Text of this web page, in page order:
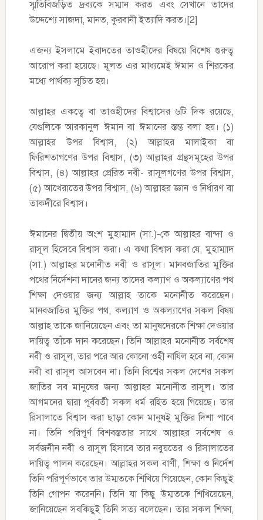
স্মৃতিবিজড়িত দ্রব্যকে সম্মান করত এবং সেখানে তাদের
উদ্দেশ্যে সাজদা, মানত, কুরবানী ইত্যাদি করত।[2]
এজন্য ইসলামে ইবাদতের তাওহীদের বিষয়ে বিশেষ গুরুত্ব
আরোপ করা হয়েছে। মূলত এর মাধ্যমেই ঈমান ও শিরকের
মধ্যে পার্থক্য সূচিত হয়।
আল্লাহর একত্বে বা তাওহীদের বিশ্বাসের ৬টি দিক রয়েছে,
যেগুলিকে আরকানুল ঈমান বা ঈমানের স্তম্ভ বলা হয়। (১)
আল্লাহর উপর বিশ্বাস, (২) আল্লাহর মালাইকা বা
ফিরিশতাগণের উপর বিশ্বাস, (৩) আল্লাহর গ্রন্থসমূহের উপর
বিশ্বাস, (৪) আল্লাহর প্রেরিত নবী- রাসূলগণের উপর বিশ্বাস,
(৫) আখেরাতের উপর বিশ্বাস, (৬) আল্লাহর জ্ঞান ও নির্ধারণ বা
তাকদীরে বিশ্বাস।
ঈমানের দ্বিতীয় অংশ মুহাম্মাদ (সা.)-কে আল্লাহর বান্দা ও
রাসূল হিসেবে বিশ্বাস করা। এ কথা বিশ্বাস করা যে, মুহাম্মাদ
(সা.) আল্লাহর মনোনীত নবী ও রাসূল। মানবজাতির মুক্তির
পথের নির্দেশনা দানের জন্য তাদের কল্যাণ ও অকল্যাণের পথ
শিক্ষা দেওয়ার জন্য আল্লাহ তাকে মনোনীত করেছেন।
মানবজাতির মুক্তির পথ, কল্যাণ ও অকল্যাণের সকল বিষয়
আল্লাহ তাকে জানিয়েছেন এবং তা মানুষদেরকে শিক্ষা দেওয়ার
দায়িত্ব তাঁকে দান করেছেন। তিনি আল্লাহর মনোনীত সর্বশেষ
নবী ও রাসূল, তার পরে আর কোনো ওহী নাযিল হবে না, কোন
নবী বা রাসূল আসবেন না। তিনি বিশ্বের সকল দেশের সকল
জাতির সব মানুষের জন্য আল্লাহর মনোনীত রাসূল। তার
আগমনের দ্বারা পূর্ববর্তী সকল ধর্ম রহিত হয়ে গিয়েছে। তার
রিসালাতে বিশ্বাস করা ছাড়া কোন মানুষই মুক্তির দিশা পাবে
না। তিনি পরিপূর্ণ বিশবস্ততার সাথে আল্লাহর সর্বশেষ ও
সর্বজনীন নবী ও রাসূল হিসাবে তার নবুয়তের ও রিসালাতের
দায়িত্ব পালন করেছেন। আল্লাহর সকল বাণী, শিক্ষা ও নির্দেশ
তিনি পরিপূর্ণভাবে তার উম্মতকে শিখিয়ে গিয়েছেন, কোন কিছুই
তিনি গোপন করেননি। তিনি যা কিছু উম্মতকে শিখিয়েছেন,
জানিয়েছেন সবকিছুই তিনি সত্য বলেছেন। তার সকল শিক্ষা,